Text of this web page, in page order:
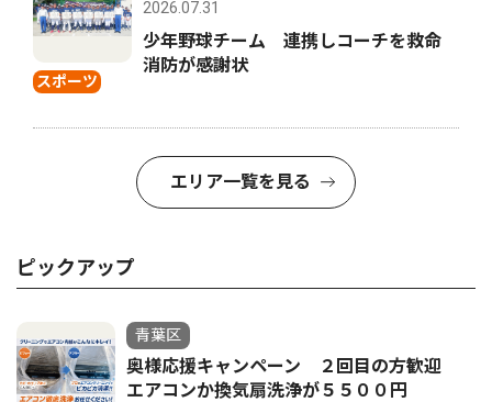
スポーツ
2026.07.31
少年野球チーム 連携しコーチを救命
消防が感謝状
エリア一覧を見る
ピックアップ
青葉区
奥様応援キャンペーン ２回目の方歓迎
エアコンか換気扇洗浄が５５００円